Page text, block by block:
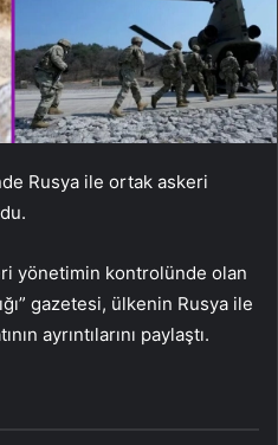
Rusya ile ortak askeri
yönetimin kontrolünde olan
gazetesi, ülkenin Rusya ile
ayrıntılarını paylaştı.